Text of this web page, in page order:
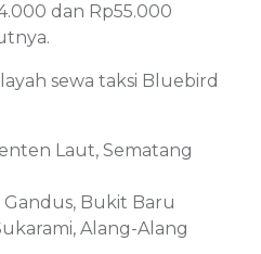
dan Rp55.000
sewa taksi Bluebird
Laut, Sematang
Bukit Baru
Alang-Alang